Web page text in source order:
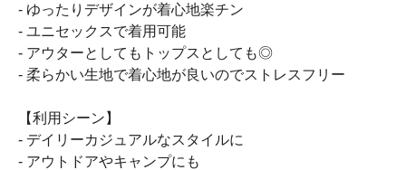
- ゆったりデザインが着心地楽チン
- ユニセックスで着用可能
- アウターとしてもトップスとしても◎
- 柔らかい生地で着心地が良いのでストレスフリー
【利用シーン】
- デイリーカジュアルなスタイルに
- アウトドアやキャンプにも